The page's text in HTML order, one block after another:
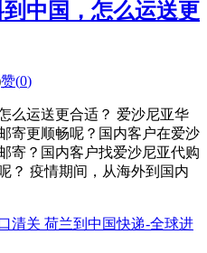
中国，怎么运送更
赞(0)
么运送更合适？ 爱沙尼亚华
寄更顺畅呢？国内客户在爱沙
寄？国内客户找爱沙尼亚代购
？ 疫情期间，从海外到国内